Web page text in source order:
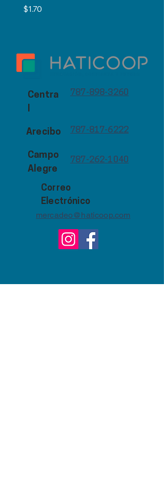
Precio
$1.70
Centra
l
787-898-3260
Arecibo 787-817-6222
Campo
Alegre
787-262-1040
Correo
Electrónico
mercadeo@haticoop.com